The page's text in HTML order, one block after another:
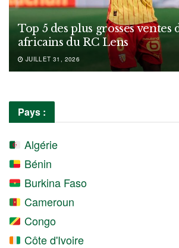
Top 5 des plus grosses ventes
africains du RC Lens
JUILLET 31, 2026
Pays :
Algérie
Bénin
Burkina Faso
Cameroun
Congo
Côte d'Ivoire